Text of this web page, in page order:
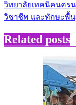
วิทยาลัยเทคนิคนคร
วิชาชีพ และทักษะพื้
Related posts